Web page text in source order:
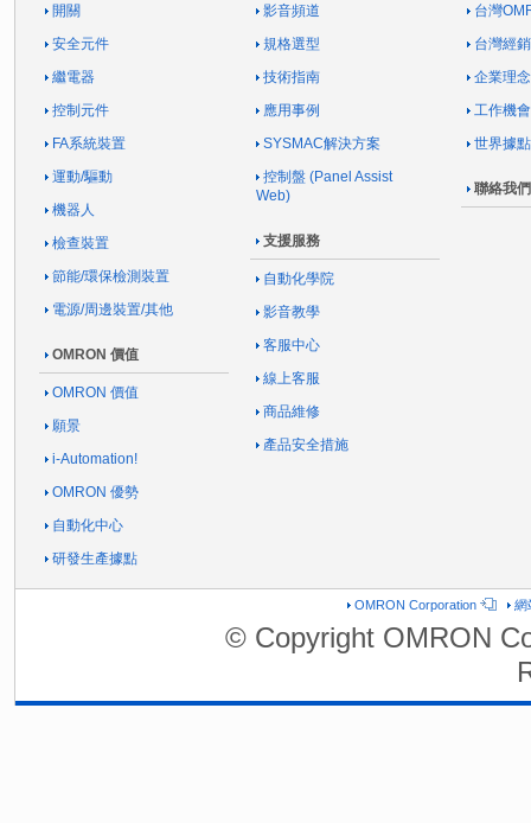
開關
安全元件
繼電器
控制元件
FA系統裝置
運動/驅動
機器人
檢查裝置
節能/環保檢測裝置
電源/周邊裝置/其他
OMRON 價值
OMRON 價值
願景
i-Automation!
OMRON 優勢
自動化中心
研發生產據點
影音頻道
規格選型
技術指南
應用事例
SYSMAC解決方案
控制盤 (Panel Assist
Web)
支援服務
自動化學院
影音教學
客服中心
線上客服
商品維修
產品安全措施
台灣
台灣經
企業理念
工作機會
世界據點
聯絡我們
OMRON Corporation 網
© Copyright OMRON